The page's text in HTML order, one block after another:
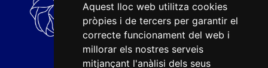
Aquest lloc web utilitza cookies
pròpies i de tercers per garantir el
correcte funcionament del web i
millorar els nostres serveis
mitjançant l'anàlisi dels seus